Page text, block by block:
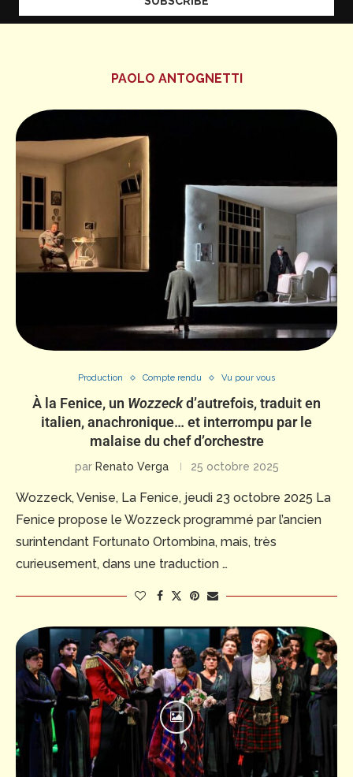
PAOLO ANTOGNETTI
Production Compte rendu Vu pour vous
À la Fenice, un Wozzeckd’autrefois, traduit en
italien, anachronique… et interrompu par le
malaise du chef d’orchestre
par Renato Verga 25 octobre 2025
Wozzeck, Venise, La Fenice, jeudi 23 octobre 2025 La
Fenice propose le Wozzeck programmé par l’ancien
surintendant Fortunato Ortombina, mais, très
curieusement, dans une traduction …